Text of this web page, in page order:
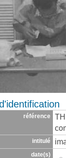
référence
intitulé
date(s)